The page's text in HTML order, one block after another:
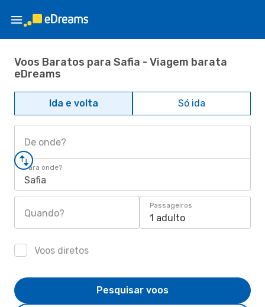
Voos Baratos para Safia - Viagem barata
eDreams
Ida e volta Só ida
De onde?
Para onde?
Safia
Quando?
Passageiros
1 adulto
Voos diretos
Pesquisar voos